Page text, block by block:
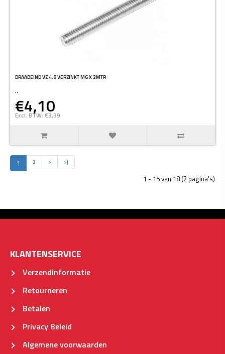
DRAADEIND VZ 4.8 VERZINKT M6 X 2MTR
..
€4,10
Excl. BTW: €3,39
1 2 > >|
1 - 15 van 18 (2 pagina's)
KLANTENSERVICE
Verzendinformatie
Retourneren
Betalen
Privacy Beleid
Algemene voorwaarden